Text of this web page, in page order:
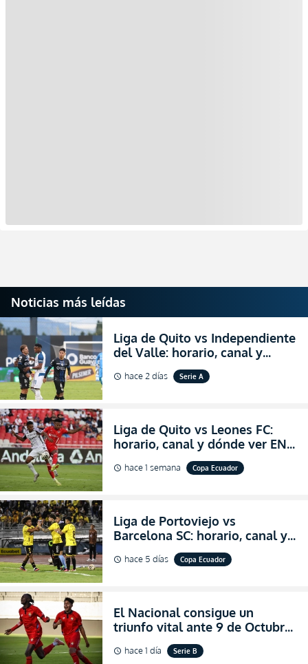
Noticias más leídas
Liga de Quito vs Independiente
del Valle: horario, canal y
dónde ver EN VIVO el
partidazo por la fecha 24 de la
schedule hace 2 días Serie A
Liga de Quito vs Leones FC:
horario, canal y dónde ver EN
VIVO los octavos de final de la
Copa Ecuador 2026
schedule hace 1 semana Copa Ecuador
Liga de Portoviejo vs
Barcelona SC: horario, canal y
dónde ver EN VIVO los octavos
de final de la Copa Ecuador
schedule hace 5 días Copa Ecuador
El Nacional consigue un
triunfo vital ante 9 de Octubre
para encender la fe en la
salvación
schedule hace 1 día Serie B